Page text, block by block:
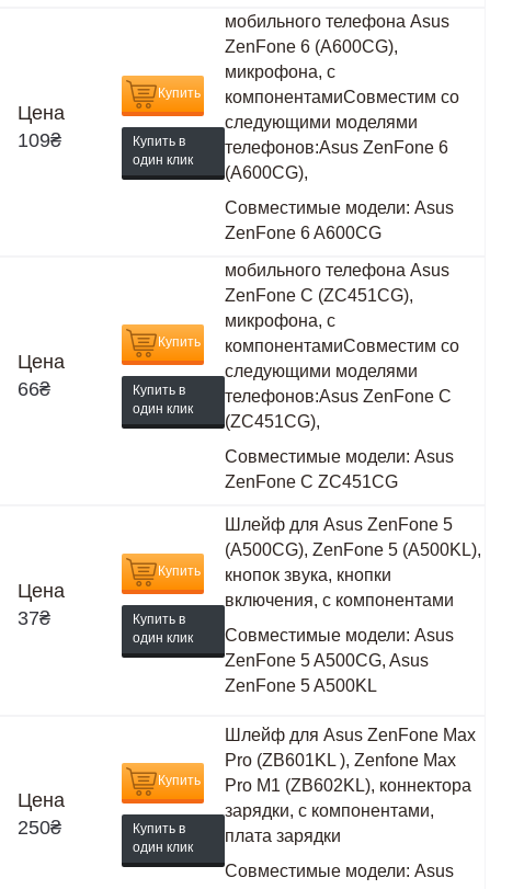
Цена
109₴
Купить
Купить в
один клик
мобильного телефона Asus
ZenFone 6 (A600CG),
микрофона, с
компонентамиСовместим со
следующими моделями
телефонов:Asus ZenFone 6
(A600CG),
Совместимые модели: Asus
ZenFone 6 A600CG
Цена
66₴
Купить
Купить в
один клик
мобильного телефона Asus
ZenFone C (ZC451CG),
микрофона, с
компонентамиСовместим со
следующими моделями
телефонов:Asus ZenFone C
(ZC451CG),
Совместимые модели: Asus
ZenFone C ZC451CG
Цена
37₴
Купить
Купить в
один клик
Шлейф для Asus ZenFone 5
(A500CG), ZenFone 5 (A500KL),
кнопок звука, кнопки
включения, с компонентами
Совместимые модели: Asus
ZenFone 5 A500CG, Asus
ZenFone 5 A500KL
Цена
250₴
Купить
Купить в
один клик
Шлейф для Asus ZenFone Max
Pro (ZB601KL ), Zenfone Max
Pro M1 (ZB602KL), коннектора
зарядки, с компонентами,
плата зарядки
Совместимые модели: Asus